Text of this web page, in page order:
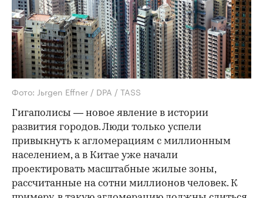
Фото: Jьrgen Effner / DPA / TASS
Гигаполисы — новое явление в истории
развития городов. Люди только успели
привыкнуть к агломерациям с миллионным
населением, а в Китае уже начали
проектировать масштабные жилые зоны,
рассчитанные на сотни миллионов человек. К